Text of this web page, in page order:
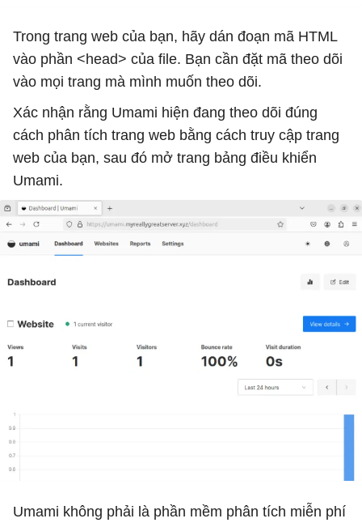
Trong trang web của bạn, hãy dán đoạn mã HTML
vào phần <head> của file. Bạn cần đặt mã theo dõi
vào mọi trang mà mình muốn theo dõi.
Xác nhận rằng Umami hiện đang theo dõi đúng
cách phân tích trang web bằng cách truy cập trang
web của bạn, sau đó mở trang bảng điều khiển
Umami.
Umami không phải là phần mềm phân tích miễn phí